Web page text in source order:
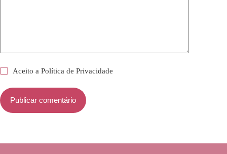
Aceito aPolítica de Privacidade
Publicar comentário